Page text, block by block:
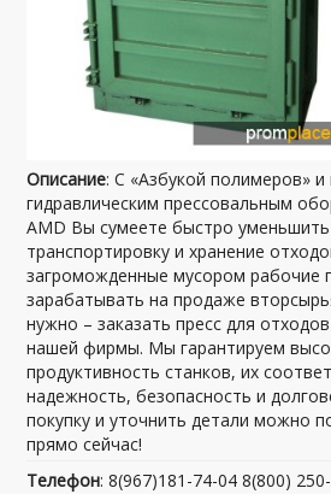
Описание: С «Азбукой полимеров»
гидравлическим прессовальным
AMD Вы сумеете быстро
транспортировку и хранение
загроможденные мусором рабочие
зарабатывать на продаже
нужно – заказать пресс для
нашей фирмы. Мы гарантируем
продуктивность станков, их
надежность, безопасность и
покупку и уточнить детали можно
прямо сейчас!
Телефон: 8(967)181-74-04 8(800)